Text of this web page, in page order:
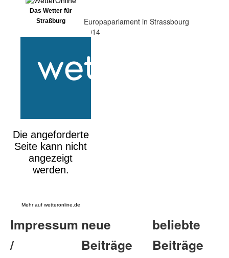
Das Wetter für
Straßburg
Mehr auf wetteronline.de
Europaparlament in Strassbourg
2014
Impressum
/
neue
Beiträge
beliebte
Beiträge